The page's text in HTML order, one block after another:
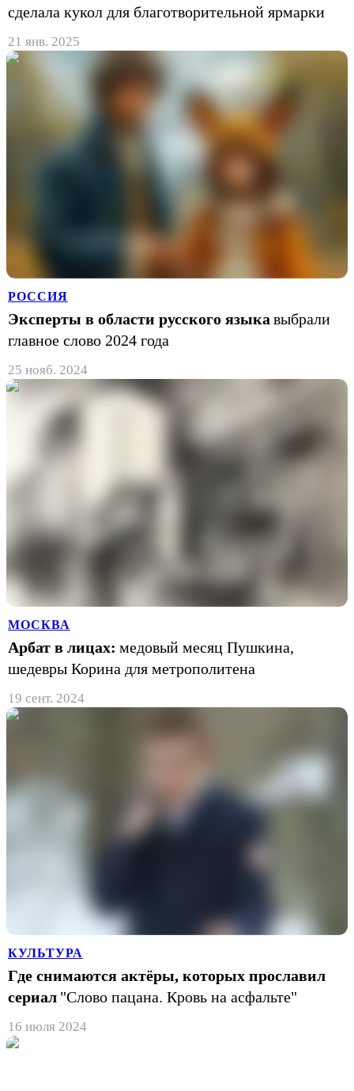
сделала кукол для благотворительной ярмарки
21 янв. 2025
РОССИЯ
Эксперты в области русского языка выбрали
главное слово 2024 года
25 нояб. 2024
МОСКВА
Арбат в лицах: медовый месяц Пушкина,
шедевры Корина для метрополитена
19 сент. 2024
КУЛЬТУРА
Где снимаются актёры, которых прославил
сериал "Слово пацана. Кровь на асфальте"
16 июля 2024